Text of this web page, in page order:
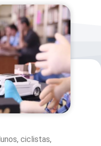
ciclistas,